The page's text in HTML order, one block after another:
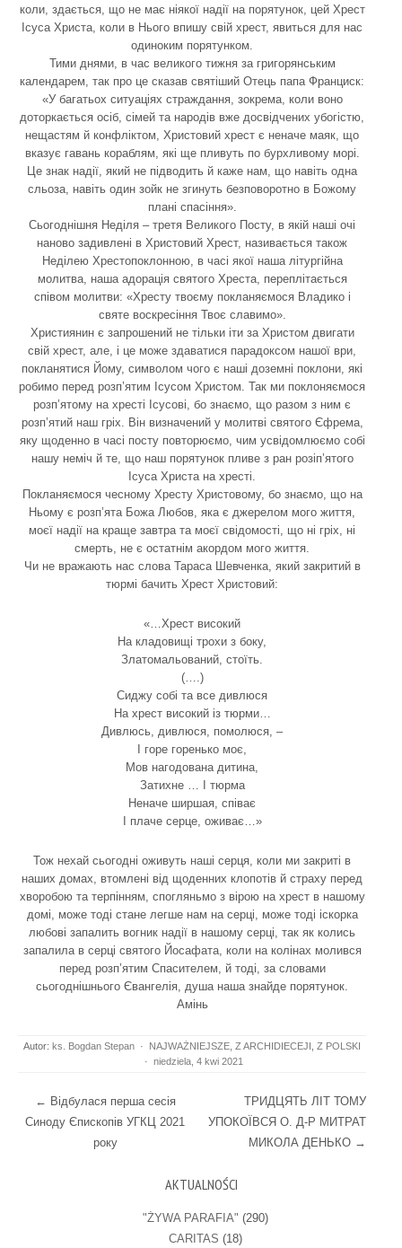
коли, здається, що не має ніякої надії на порятунок, цей Хрест
Ісуса Христа, коли в Нього впишу свій хрест, явиться для нас
одиноким порятунком.
Тими днями, в час великого тижня за григорянським
календарем, так про це сказав святіший Отець папа Франциск:
«У багатьох ситуаціях страждання, зокрема, коли воно
доторкається осіб, сімей та народів вже досвідчених убогістю,
нещастям й конфліктом, Христовий хрест є неначе маяк, що
вказує гавань кораблям, які ще пливуть по бурхливому морі.
Це знак надії, який не підводить й каже нам, що навіть одна
сльоза, навіть один зойк не згинуть безповоротно в Божому
плані спасіння».
Сьогоднішня Неділя – третя Великого Посту, в якій наші очі
наново задивлені в Христовий Хрест, називається також
Неділею Хрестопоклонною, в часі якої наша літургійна
молитва, наша адорація святого Хреста, переплітається
співом молитви: «Хресту твоєму покланяємося Владико і
святе воскресіння Твоє славимо».
Християнин є запрошений не тільки іти за Христом двигати
свій хрест, але, і це може здаватися парадоксом нашої ври,
покланятися Йому, символом чого є наші доземні поклони, які
робимо перед розп’ятим Ісусом Христом. Так ми поклоняємося
розп’ятому на хресті Ісусові, бо знаємо, що разом з ним є
розп’ятий наш гріх. Він визначений у молитві святого Єфрема,
яку щоденно в часі посту повторюємо, чим усвідомлюємо собі
нашу неміч й те, що наш порятунок пливе з ран розіп’ятого
Ісуса Христа на хресті.
Покланяємося чесному Хресту Христовому, бо знаємо, що на
Ньому є розп’ята Божа Любов, яка є джерелом мого життя,
моєї надії на краще завтра та моєї свідомості, що ні гріх, ні
смерть, не є остатнім акордом мого життя.
Чи не вражають нас слова Тараса Шевченка, який закритий в
тюрмі бачить Хрест Христовий:
«…Хрест високий
На кладовищі трохи з боку,
Златомальований, стоїть.
(….)
Сиджу собі та все дивлюся
На хрест високий із тюрми…
Дивлюсь, дивлюся, помолюся, –
І горе горенько моє,
Мов нагодована дитина,
Затихне … І тюрма
Неначе ширшая, співає
І плаче серце, оживає…»
Тож нехай сьогодні оживуть наші серця, коли ми закриті в
наших домах, втомлені від щоденних клопотів й страху перед
хворобою та терпінням, спогляньмо з вірою на хрест в нашому
домі, може тоді стане легше нам на серці, може тоді іскорка
любові запалить вогник надії в нашому серці, так як колись
запалила в серці святого Йосафата, коли на колінах молився
перед розп’ятим Спасителем, й тоді, за словами
сьогоднішнього Євангелія, душа наша знайде порятунок.
Амінь
Autor: ks. Bogdan Stepan · NAJWAŻNIEJSZE Z ARCHIDIECEJI Z POLSKI
· niedziela, 4 kwi 2021
Post navigation
← Відбулася перша сесія
Синоду Єпископів УГКЦ 2021
року
ТРИДЦЯТЬ ЛІТ ТОМУ
УПОКОЇВСЯ О. Д-Р МИТРАТ
МИКОЛА ДЕНЬКО →
AKTUALNOŚCI
"ŻYWA PARAFIA" (290)
CARITAS (18)